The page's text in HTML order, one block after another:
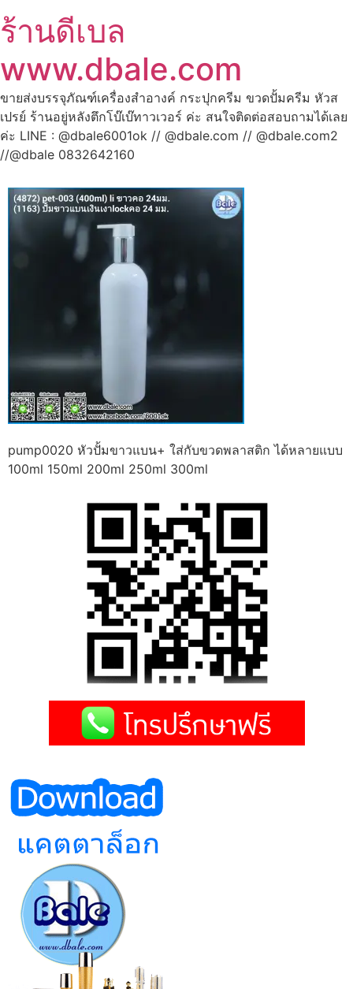
ร้านดีเบล
www.dbale.com
ขายส่งบรรจุภัณฑ์เครื่องสำอางค์ กระปุกครีม ขวดปั้มครีม หัวส
เปรย์ ร้านอยู่หลังตึกโบ๊เบ๊ทาวเวอร์ ค่ะ สนใจติดต่อสอบถามได้เลย
ค่ะ LINE : @dbale6001ok // @dbale.com // @dbale.com2
//@dbale 0832642160
pump0020 หัวปั้มขาวแบน+ ใส่กับขวดพลาสติก ได้หลายแบบ
100ml 150ml 200ml 250ml 300ml